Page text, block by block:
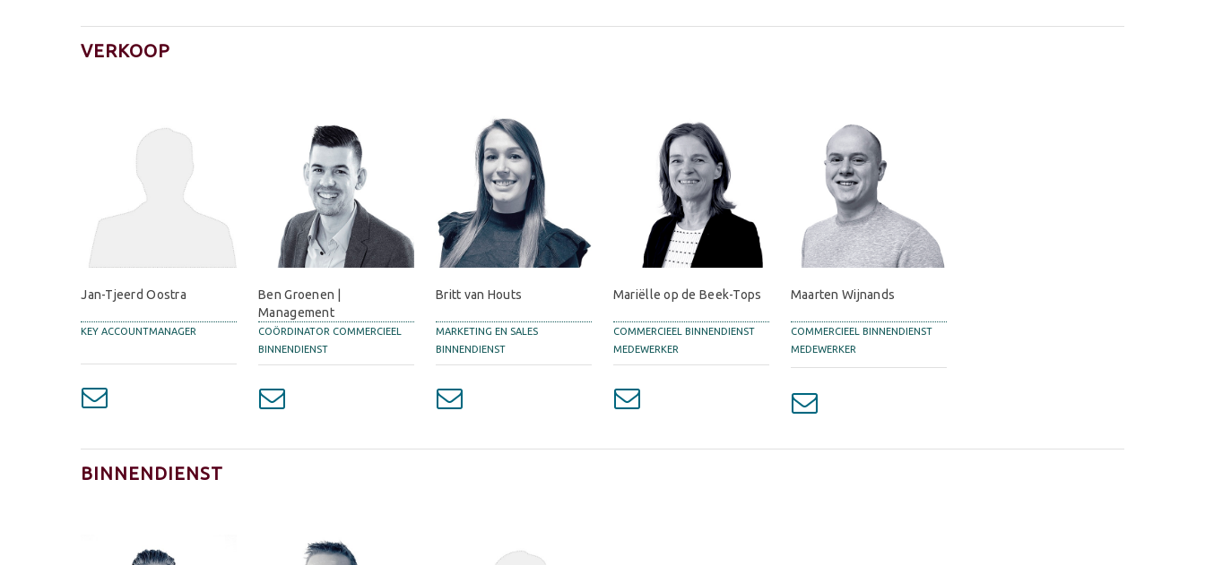
VERKOOP
Jan-Tjeerd Oostra
KEY ACCOUNTMANAGER
Ben Groenen |
Management
COÖRDINATOR COMMERCIEEL
BINNENDIENST
Britt van Houts
MARKETING EN SALES
BINNENDIENST
Mariëlle op de Beek-Tops
COMMERCIEEL BINNENDIENST
MEDEWERKER
Maarten Wijnands
COMMERCIEEL BINNENDIENST
MEDEWERKER
BINNENDIENST